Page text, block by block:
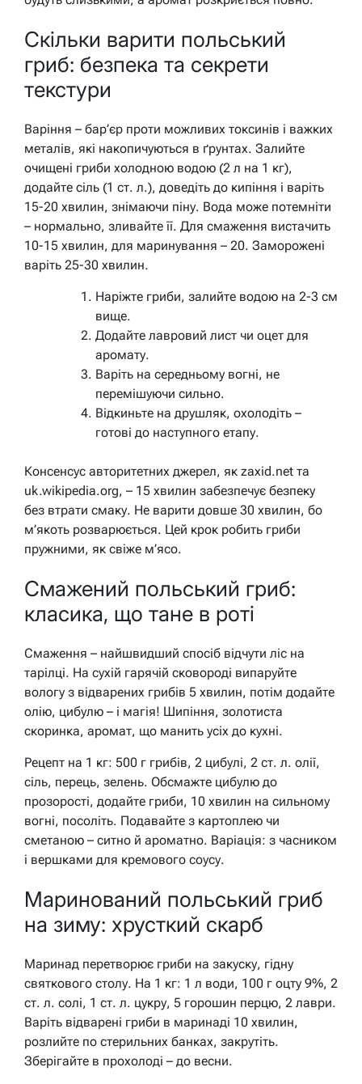
Скільки варити польський
гриб: безпека та секрети
текстури
Варіння – бар’єр проти можливих токсинів і важких
металів, які накопичуються в ґрунтах. Залийте
очищені гриби холодною водою (2 л на 1 кг),
додайте сіль (1 ст. л.), доведіть до кипіння і варіть
15-20 хвилин, знімаючи піну. Вода може потемніти
– нормально, зливайте її. Для смаження вистачить
10-15 хвилин, для маринування – 20. Заморожені
варіть 25-30 хвилин.
Наріжте гриби, залийте водою на 2-3 см
вище.
Додайте лавровий лист чи оцет для
аромату.
Варіть на середньому вогні, не
перемішуючи сильно.
Відкиньте на друшляк, охолодіть –
готові до наступного етапу.
Консенсус авторитетних джерел, як zaxid.net та
uk.wikipedia.org, – 15 хвилин забезпечує безпеку
без втрати смаку. Не варити довше 30 хвилин, бо
м’якоть розварюється. Цей крок робить гриби
пружними, як свіже м’ясо.
Смажений польський гриб:
класика, що тане в роті
Смаження – найшвидший спосіб відчути ліс на
тарілці. На сухій гарячій сковороді випаруйте
вологу з відварених грибів 5 хвилин, потім додайте
олію, цибулю – і магія! Шипіння, золотиста
скоринка, аромат, що манить усіх до кухні.
Рецепт на 1 кг: 500 г грибів, 2 цибулі, 2 ст. л. олії,
сіль, перець, зелень. Обсмажте цибулю до
прозорості, додайте гриби, 10 хвилин на сильному
вогні, посоліть. Подавайте з картоплею чи
сметаною – ситно й ароматно. Варіація: з часником
і вершками для кремового соусу.
Маринований польський гриб
на зиму: хрусткий скарб
Маринад перетворює гриби на закуску, гідну
святкового столу. На 1 кг: 1 л води, 100 г оцту 9%, 2
ст. л. солі, 1 ст. л. цукру, 5 горошин перцю, 2 лаври.
Варіть відварені гриби в маринаді 10 хвилин,
розлийте по стерильних банках, закрутіть.
Зберігайте в прохолоді – до весни.